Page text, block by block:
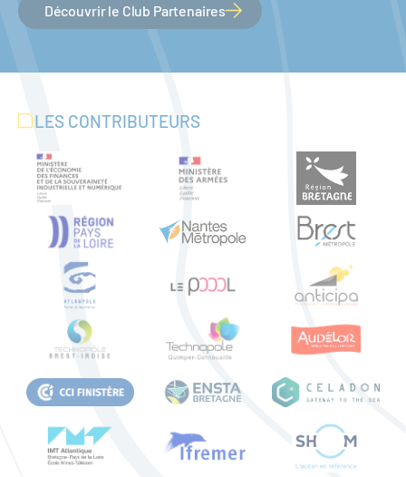
Découvrir le Club Partenaires
LES CONTRIBUTEURS